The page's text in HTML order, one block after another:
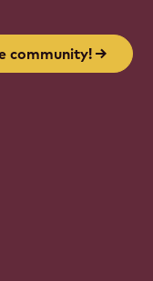
community!